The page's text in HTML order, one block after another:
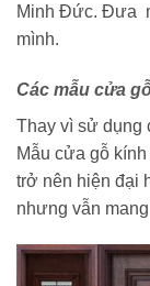
Minh Đức. Đưa
mình.
Các mẫu cửa
Thay vì sử dụng
Mẫu cửa gỗ
trở nên hiện đại
nhưng vẫn